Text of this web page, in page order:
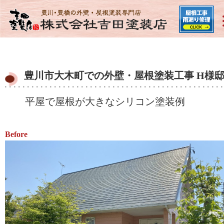
豊川市大木町での外壁・屋根塗装工事 H様邸
平屋で屋根が大きなシリコン塗装例
Before